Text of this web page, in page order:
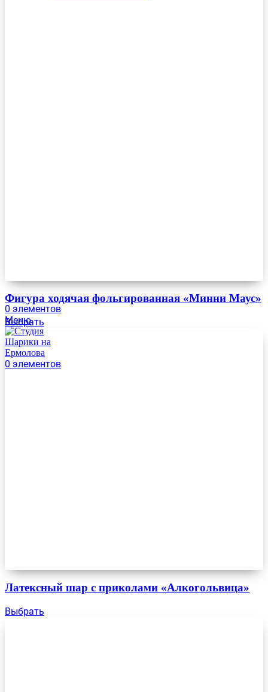
0 элементов
Меню
0 элементов
Фигура ходячая фольгированная «Минни Маус»
Выбрать
Латексный шар с приколами «Алкогольвица»
Выбрать